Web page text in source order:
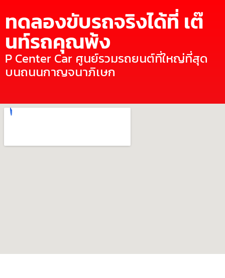
ทดลองขับรถจริงได้ที่ เต๊
นท์รถคุณพ้ง
P Center Car ศูนย์รวมรถยนต์ที่ใหญ่ที่สุด
บนถนนกาญจนาภิเษก